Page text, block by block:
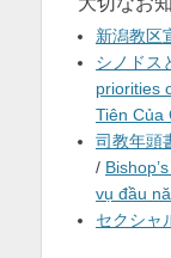
新潟教区
シノドス
priorities
Tiên Của
司教年頭
/
vụ đầu
セクシャ